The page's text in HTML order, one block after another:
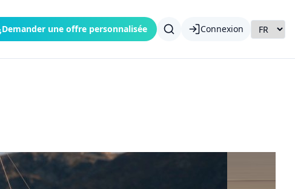
Demander une offre personnalisée Connexion